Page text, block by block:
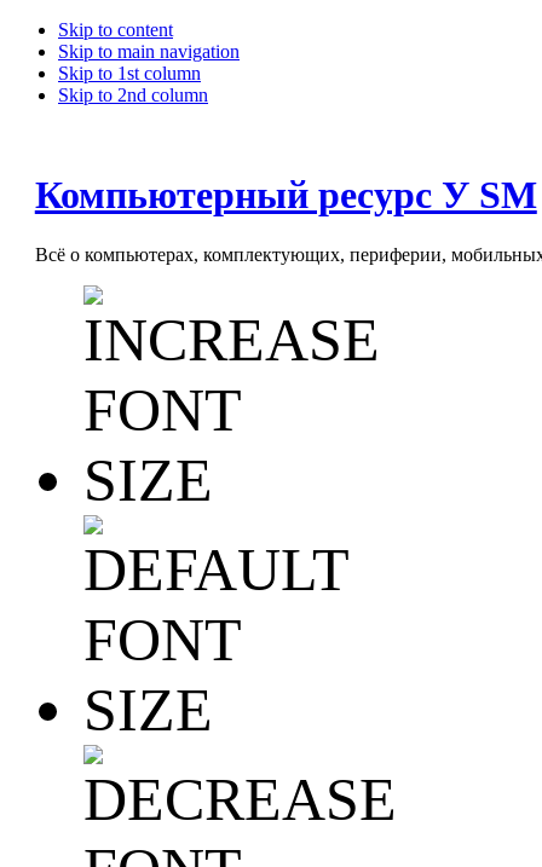
Skip to content
Skip to main navigation
Skip to 1st column
Skip to 2nd column
Компьютерный ресурс У SM
Всё о компьютерах, комплектующих, периферии, мобильных